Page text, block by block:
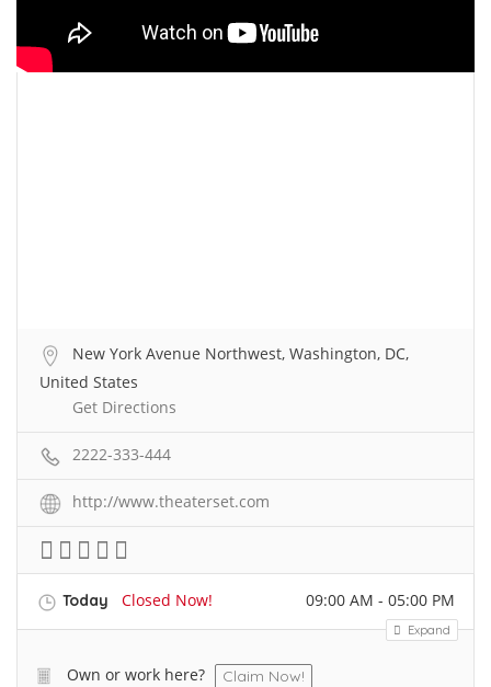
New York Avenue Northwest, Washington, DC,
United States
Get Directions
2222-333-444
http://www.theaterset.com
Today Closed Now! 09:00 AM - 05:00 PM
Expand
Own or work here? Claim Now!